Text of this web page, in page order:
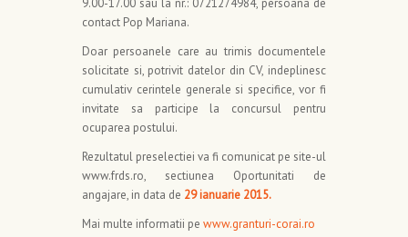
contact Pop Mariana.
Doar persoanele care au trimis documentele
solicitate si, potrivit datelor din CV, indeplinesc
cumulativ cerintele generale si specifice, vor fi
invitate sa participe la concursul pentru
ocuparea postului.
Rezultatul preselectiei va fi comunicat pe site-ul
www.frds.ro, sectiunea Oportunitati de
angajare, in data de 29 ianuarie 2015.
Mai multe informatii pe www.granturi-corai.ro